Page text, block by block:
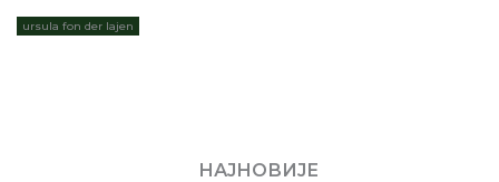
ursula fon der lajen
НАЈНОВИЈЕ